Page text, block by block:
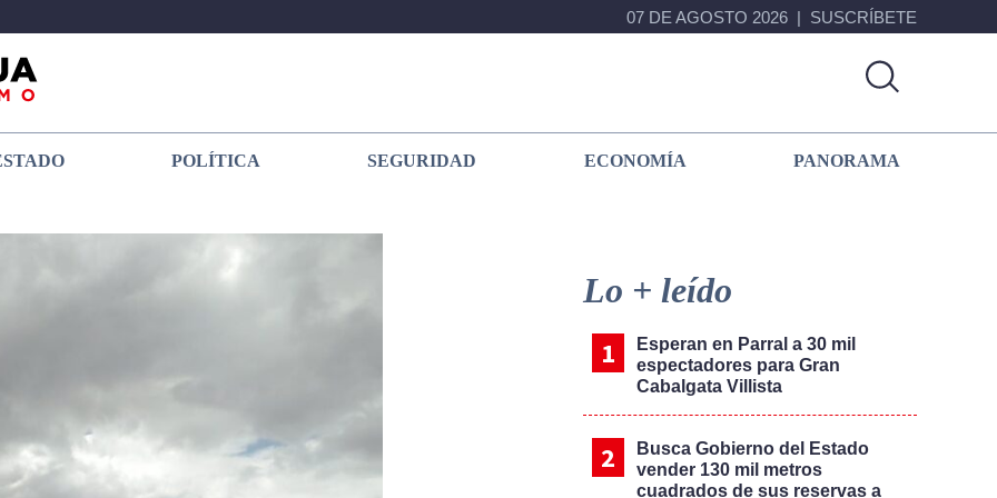
07 DE AGOSTO 2026 SUSCRÍBETE
POLÍTICA SEGURIDAD ECONOMÍA PANORAMA
Sidebar
Lo + leído
Esperan en Parral a 30 mil
espectadores para Gran
Cabalgata Villista
Busca Gobierno del Estado
vender 130 mil metros
cuadrados de sus reservas a